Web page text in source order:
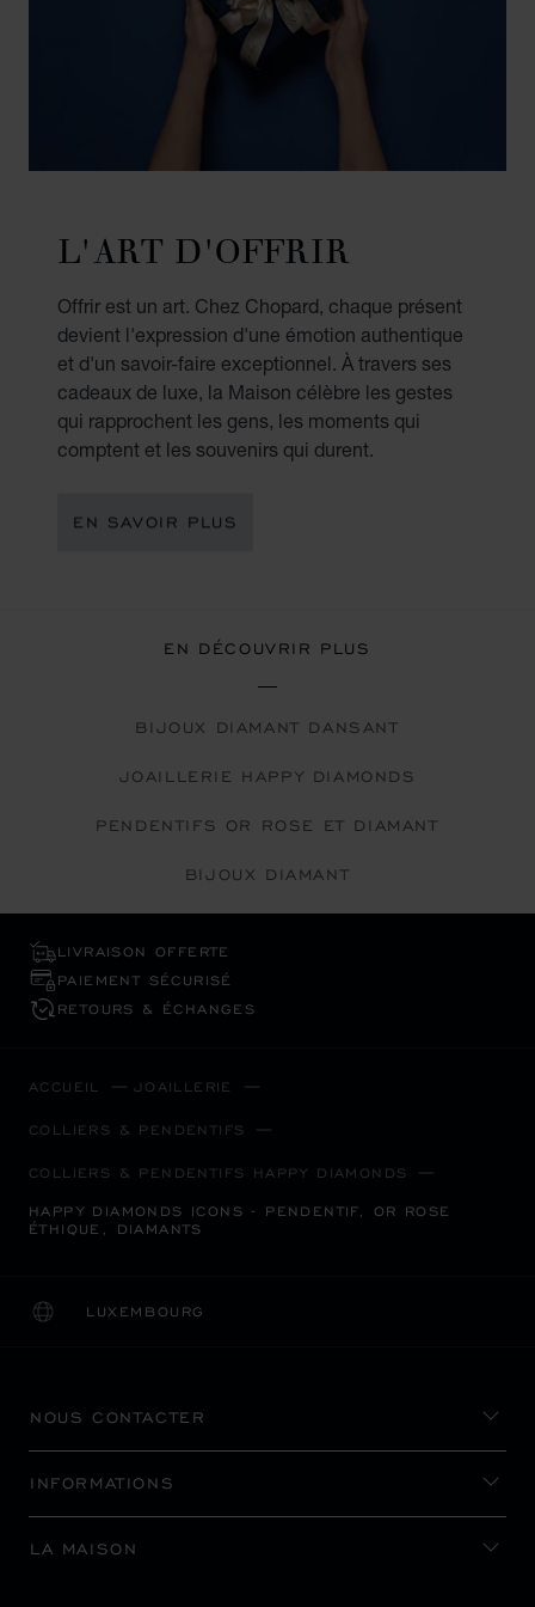
L'ART D'OFFRIR
Offrir est un art. Chez Chopard, chaque présent
devient l'expression d'une émotion authentique
et d'un savoir-faire exceptionnel. À travers ses
cadeaux de luxe, la Maison célèbre les gestes
qui rapprochent les gens, les moments qui
comptent et les souvenirs qui durent.
EN SAVOIR PLUS
EN DÉCOUVRIR PLUS
BIJOUX DIAMANT DANSANT
JOAILLERIE HAPPY DIAMONDS
PENDENTIFS OR ROSE ET DIAMANT
BIJOUX DIAMANT
LIVRAISON OFFERTE
PAIEMENT SÉCURISÉ
RETOURS & ÉCHANGES
ACCUEIL JOAILLERIE
COLLIERS & PENDENTIFS
COLLIERS & PENDENTIFS HAPPY DIAMONDS
HAPPY DIAMONDS ICONS - PENDENTIF, OR ROSE
ÉTHIQUE, DIAMANTS
LUXEMBOURG
LOCALISATION (CHANGER DE PAYS)
CHANGER DE PAYS
NOUS CONTACTER
INFORMATIONS
LA MAISON